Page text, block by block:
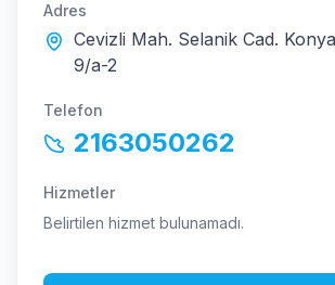
Adres
Cevizli Mah. Selanik Cad.
9/a-2
Telefon
2163050262
Hizmetler
Belirtilen hizmet bulunamadı.